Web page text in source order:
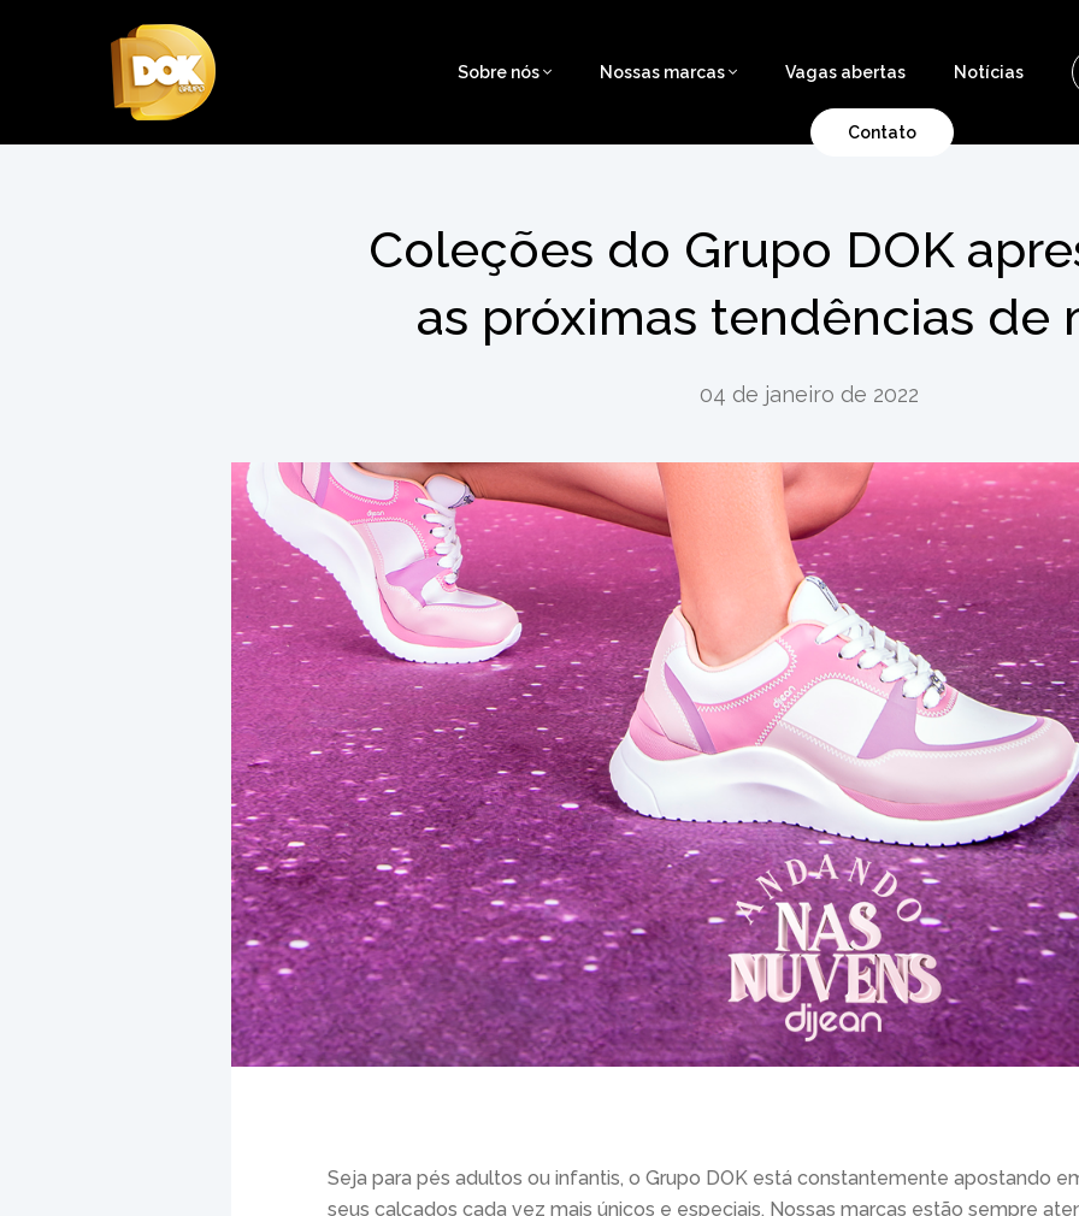
Sobre nós Nossas marcas Vagas abertas Notícias
Contato
Coleções do Grupo DOK
as próximas tendências de
04 de janeiro de 2022
Seja para pés adultos ou infantis, o Grupo DOK está constantemente apostando
seus calçados cada vez mais únicos e especiais. Nossas marcas estão sempre